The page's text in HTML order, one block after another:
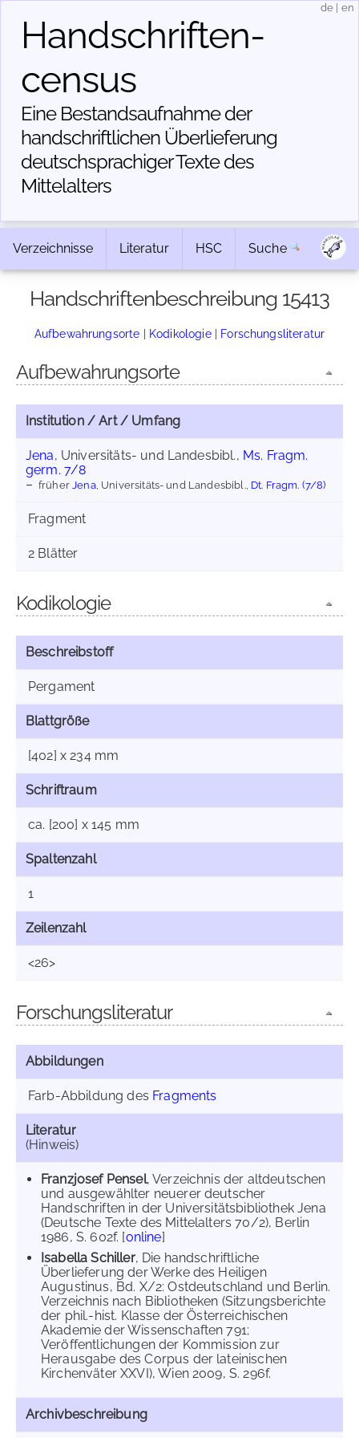
Handschriften­
census
Eine Bestandsaufnahme der
handschriftlichen Über­lieferung
deutschsprachiger Texte des
Mittelalters
de en
Verzeichnisse Literatur HSC Suche
Handschriftenbeschreibung 15413
Aufbewahrungsorte | Kodikologie| Forschungsliteratur
Aufbewahrungsorte
Institution / Art / Umfang
Jena, Universitäts- und Landesbibl., Ms. Fragm.
germ. 7/8
früherJena, Universitäts- und Landesbibl., Dt. Fragm. (7/8)
Fragment
2 Blätter
Kodikologie
Beschreibstoff
Pergament
Blattgröße
[402] x 234 mm
Schriftraum
ca. [200] x 145 mm
Spaltenzahl
1
Zeilenzahl
<26>
Forschungsliteratur
Abbildungen
Farb-Abbildung des Fragments
Literatur
(Hinweis)
Franzjosef Pensel, Verzeichnis der altdeutschen
und ausgewählter neuerer deutscher
Handschriften in der Universitätsbibliothek Jena
(Deutsche Texte des Mittelalters 70/2), Berlin
1986, S. 602f. [online]
Isabella Schiller, Die handschriftliche
Überlieferung der Werke des Heiligen
Augustinus, Bd. X/2: Ostdeutschland und Berlin.
Verzeichnis nach Bibliotheken (Sitzungsberichte
der phil.-hist. Klasse der Österreichischen
Akademie der Wissenschaften 791;
Veröffentlichungen der Kommission zur
Herausgabe des Corpus der lateinischen
Kirchenväter XXVI), Wien 2009, S. 296f.
Archivbeschreibung